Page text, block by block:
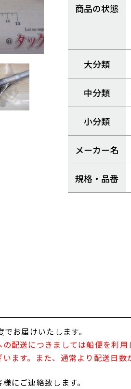
商品の状態
大分類
中分類
小分類
メーカー名
規格・品番
お届けいたします。
配送につきましては船便を利
ます。また、通常より配送日数
にご連絡致します。